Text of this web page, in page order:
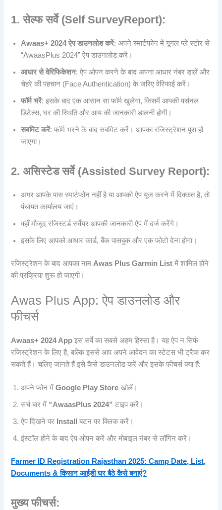
1. सेल्फ सर्वे (Self SurveyReport):
Awaas+ 2024 ऐप डाउनलोड करें: अपने स्मार्टफोन में गूगल प्ले स्टोर से
“AwaasPlus 2024” ऐप डाउनलोड करें।
आधार से वेरिफिकेशन: ऐप ओपन करने के बाद अपना आधार नंबर डालें और
चेहरे की पहचान (Face Authentication) के जरिए वेरिफाई करें।
फॉर्म भरें: इसके बाद एक आसान सा फॉर्म खुलेगा, जिसमें आपकी पर्सनल
डिटेल्स, घर की स्थिति और आय की जानकारी डालनी होगी।
सबमिट करें: फॉर्म भरने के बाद सबमिट करें। आपका रजिस्ट्रेशन पूरा हो
जाएगा।
2. असिस्टेड सर्वे (Assisted Survey Report):
अगर आपके पास स्मार्टफोन नहीं है या आपको ऐप यूज करने में दिक्कत है, तो
पंचायत कार्यालय जाएं।
वहाँ मौजूद रजिस्टर्ड सर्वेयर आपकी जानकारी ऐप में दर्ज करेंगे।
इसके लिए आपको आधार कार्ड, बैंक पासबुक और एक फोटो देना होगा।
रजिस्ट्रेशन के बाद आपका नाम Awas Plus Garmin List में शामिल होने
की प्रक्रिया शुरू हो जाएगी।
Awas Plus App: ऐप डाउनलोड और
फीचर्स
Awaas+ 2024 App इस सर्वे का सबसे अहम हिस्सा है। यह ऐप न सिर्फ
रजिस्ट्रेशन के लिए है, बल्कि इससे आप अपने आवेदन का स्टेटस भी ट्रैक कर
सकते हैं। चलिए जानते हैं इसे कैसे डाउनलोड करें और इसके फीचर्स क्या हैं:
अपने फोन मेंGoogle Play Store खोलें।
सर्च बार में “AwaasPlus 2024” टाइप करें।
ऐप दिखने पर Install बटन पर क्लिक करें।
इंस्टॉल होने के बाद ऐप ओपन करें और मोबाइल नंबर से लॉगिन करें।
Farmer ID Registration Rajasthan 2025: Camp Date, List,
Documents & किसान आईडी घर बैठे कैसे बनाएं?
मुख्य फीचर्स: